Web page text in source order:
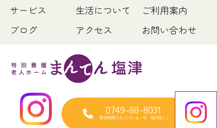
サービス
生活について
ご利用案内
ブログ
アクセス お問い合わせ
0749-88-8031
受付時間 9:30-17:30 [ 土・日・祝日除く ]